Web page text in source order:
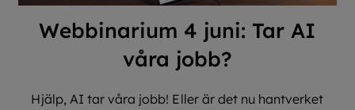
Webbinarium 4 juni: Tar AI
våra jobb?
Hjälp, AI tar våra jobb! Eller är det nu hantverket